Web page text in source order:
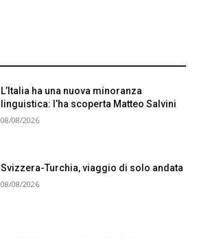
L’Italia ha una nuova minoranza
linguistica: l’ha scoperta Matteo Salvini
08/08/2026
Svizzera-Turchia, viaggio di solo andata
08/08/2026